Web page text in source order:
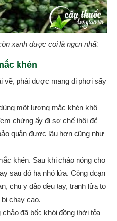
được coi là ngon nhất
khén
về, phải được mang đi phơi sấy
một lượng mắc khén khô
chừng ấy đi sơ chế thôi để
quản được lâu hơn cũng như
khén. Sau khi chảo nóng cho
sau đó hạ nhỏ lửa. Công đoạn
chú ý đảo đều tay, tránh lửa to
cháy cao.
đã bốc khói đồng thời tỏa